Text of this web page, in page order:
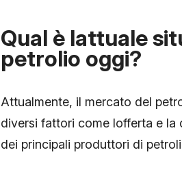
Qual è lattuale
petrolio oggi?
Attualmente, il mercato del
diversi fattori come lofferta e la
dei principali produttori di